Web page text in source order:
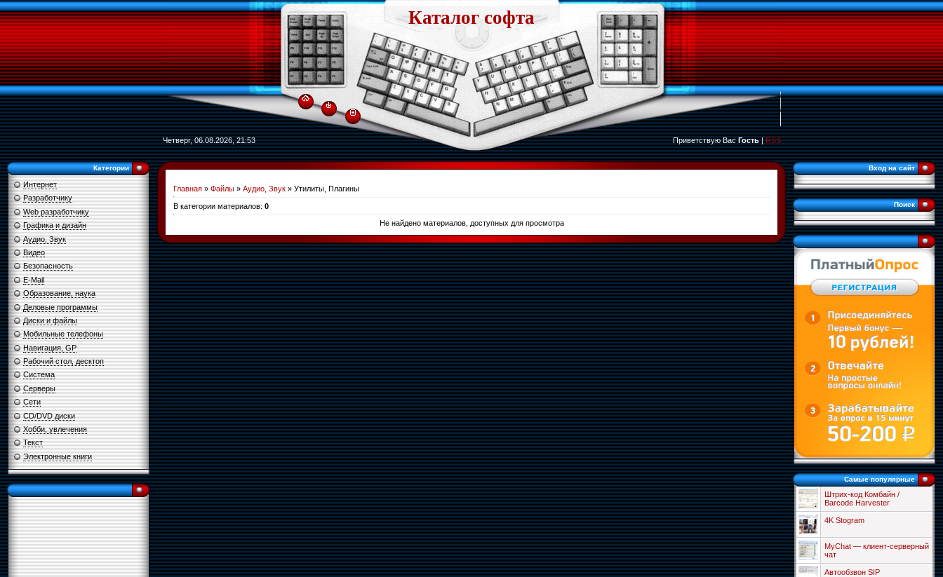
Каталог софта
Четверг, 06.08.2026, 21:53 Приветствую Вас Гость|RSS
Категории
Интернет
Разработчику
Web разработчику
Графика и дизайн
Аудио, Звук
Видео
Безопасность
E-Mail
Образование, наука
Деловые программы
Диски и файлы
Мобильные телефоны
Навигация, GP
Рабочий стол, десктоп
Система
Серверы
Сети
CD/DVD диски
Хобби, увлечения
Текст
Электронные книги
Главная » Файлы » Аудио, Звук » Утилиты, Плагины
В категории материалов: 0
Не найдено материалов, доступных для просмотра
Вход на сайт
Поиск
Самые популярные
Штрих-код Комбайн /
Barcode Harvester
4K Stogram
MyChat — клиент-серверный
чат
Автообзвон SIP